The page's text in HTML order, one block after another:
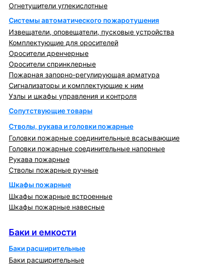
Огнетушители углекислотные
Системы автоматического пожаротушения
Извещатели, оповещатели, пусковые устройства
Комплектующие для оросителей
Оросители дренчерные
Оросители спринклерные
Пожарная запорно-регулирующая арматура
Сигнализаторы и комплектующие к ним
Узлы и шкафы управления и контроля
Сопутствующие товары
Стволы, рукава и головки пожарные
Головки пожарные соединительные всасывающие
Головки пожарные соединительные напорные
Рукава пожарные
Стволы пожарные ручные
Шкафы пожарные
Шкафы пожарные встроенные
Шкафы пожарные навесные
Баки и емкости
Баки расширительные
Баки расширительные